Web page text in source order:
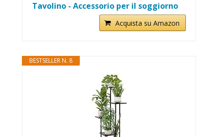
Tavolino - Accessorio per il soggiorno
Acquista su Amazon
BESTSELLER N. 8